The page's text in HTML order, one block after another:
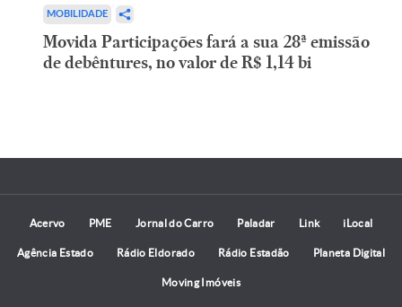
MOBILIDADE
Movida Participações fará a sua 28ª emissão
de debêntures, no valor de R$ 1,14 bi
Acervo PME Jornal do Carro Paladar Link iLocal
Agência Estado Rádio Eldorado Rádio Estadão Planeta Digital
Moving Imóveis